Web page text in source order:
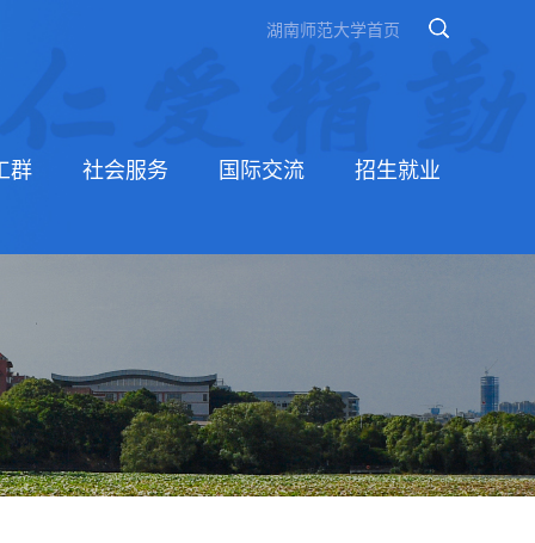
湖南师范大学首页
群 社会服务 国际交流 招生就业